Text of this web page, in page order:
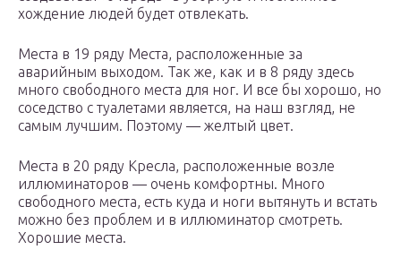
хождение людей будет отвлекать.
Места в 19 ряду Места, расположенные за
аварийным выходом. Так же, как и в 8 ряду здесь
много свободного места для ног. И все бы хорошо, но
соседство с туалетами является, на наш взгляд, не
самым лучшим. Поэтому — желтый цвет.
Места в 20 ряду Кресла, расположенные возле
иллюминаторов — очень комфортны. Много
свободного места, есть куда и ноги вытянуть и встать
можно без проблем и в иллюминатор смотреть.
Хорошие места.